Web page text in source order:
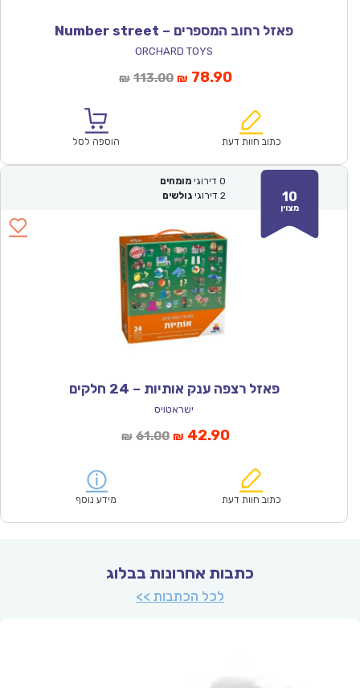
פאזל רחוב המספרים – Number street
ORCHARD TOYS
₪ 113.00המחיר
₪113.00.
₪ 78.90המחיר
הוא:
כתוב חוות דעת הוספה לסל
10
מצוין
0 דירוגי מומחים
2 דירוגי גולשים
פאזל רצפה ענק אותיות – 24 חלקים
ישראטויס
₪ 61.00המחיר
₪61.00.
₪ 42.90המחיר
הוא:
כתוב חוות דעת מידע נוסף
כתבות אחרונות בבלוג
לכל הכתבות >>